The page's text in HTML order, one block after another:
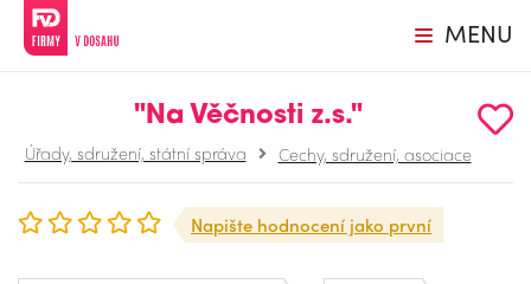
MENU
"Na Věčnosti z.s."
Úřady, sdružení, státní správa Cechy, sdružení, asociace
Napište hodnocení jako první